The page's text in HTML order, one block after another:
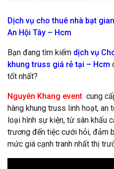
Dịch vụ cho thuê nhà bạt
An Hội Tây – Hcm
Bạn đang tìm kiếm dịch vụ
khung truss giá rẻ tại – Hcm
tốt nhất?
Nguyên Khang event cung
hàng khung truss linh hoạt, an
loại hình sự kiện, từ sân khấu
trương đến tiệc cưới hỏi, đảm
mức giá cạnh tranh nhất thị